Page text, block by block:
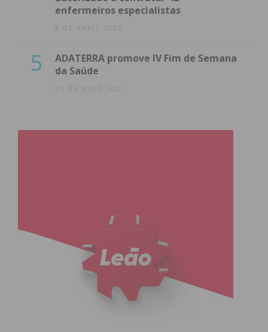
enfermeiros especialistas
8 DE ABRIL 2022
5
ADATERRA promove IV Fim de Semana
da Saúde
21 DE MAIO 2021